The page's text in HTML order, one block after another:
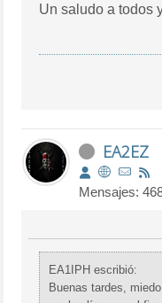
Un saludo a todos
EA2EZ
Mensajes:
EA1IPH escribió:
Buenas tardes,